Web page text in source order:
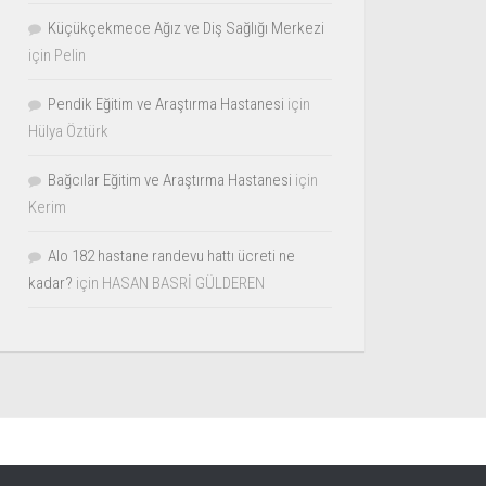
Küçükçekmece Ağız ve Diş Sağlığı Merkezi
için Pelin
Pendik Eğitim ve Araştırma Hastanesi için
Hülya Öztürk
Bağcılar Eğitim ve Araştırma Hastanesi için
Kerim
Alo 182 hastane randevu hattı ücreti ne
kadar? için HASAN BASRİ GÜLDEREN